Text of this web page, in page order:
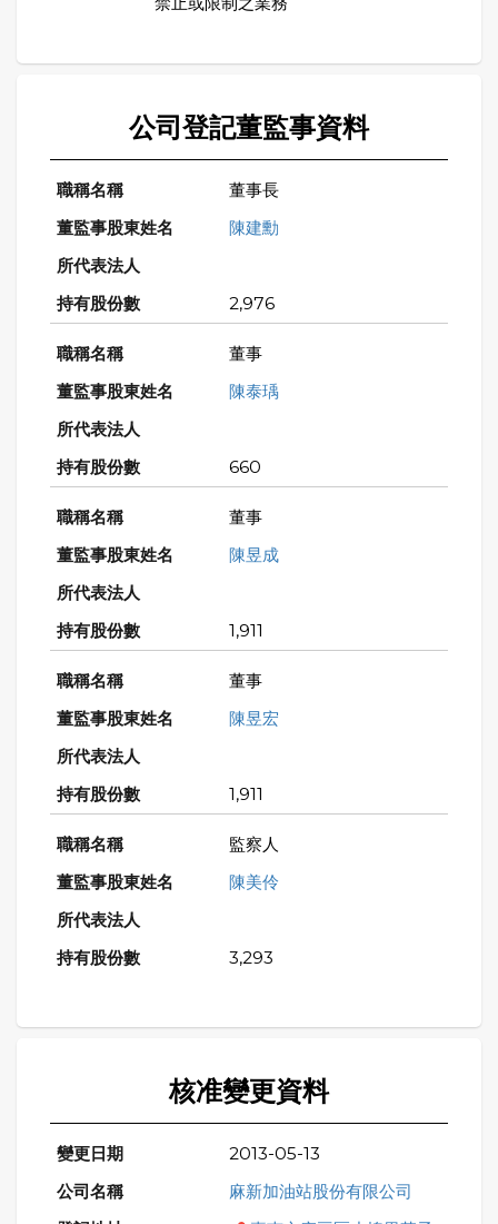
公司登記董監事資料
董事長
陳建勳
2,976
董事
陳泰瑀
660
董事
陳昱成
1,911
董事
陳昱宏
1,911
監察人
陳美伶
3,293
核准變更資料
2013-05-13
麻新加油站股份有限公司